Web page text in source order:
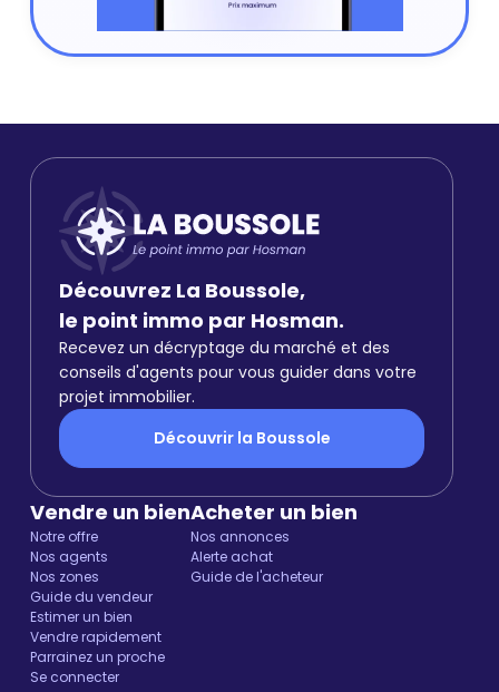
Découvrez La Boussole,
le point immo par Hosman.
Recevez un décryptage du marché et des
conseils d'agents pour vous guider dans votre
projet immobilier.
Découvrir la Boussole
Vendre un bien
Notre offre
Nos agents
Nos zones
Guide du vendeur
Estimer un bien
Vendre rapidement
Parrainez un proche
Se connecter
Acheter un bien
Nos annonces
Alerte achat
Guide de l'acheteur